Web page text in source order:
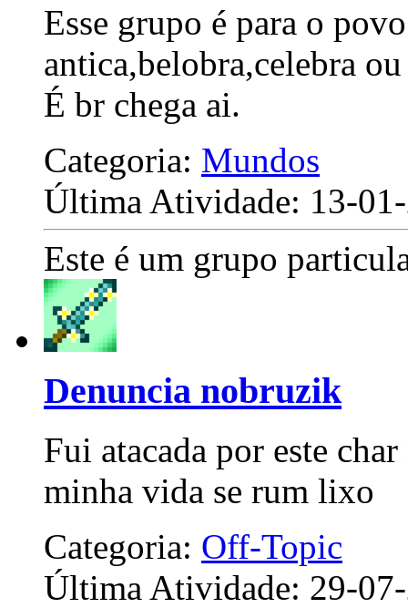
Esse grupo é para o
antica,belobra,celebra
É br chega ai.
Categoria: Mundos
Última Atividade: 13-
Este é um grupo
Denuncia nobruzik
Fui atacada por este
minha vida se rum lixo
Categoria: Off-Topic
Última Atividade: 29-